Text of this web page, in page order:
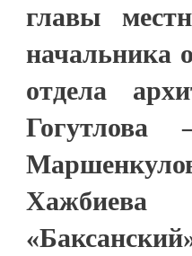
главы
начальника
отдела